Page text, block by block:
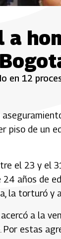
a
en 12
piso de un
el 23 y el
24 años de
la torturó y
a la
estas